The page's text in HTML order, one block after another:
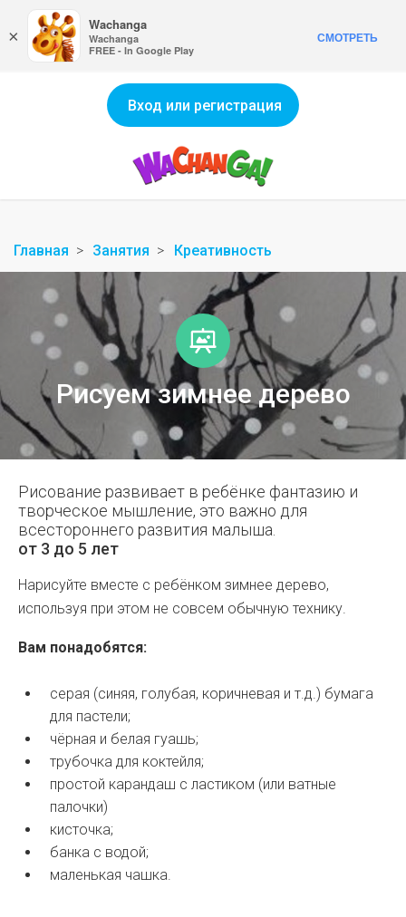
Вход или регистрация
Главная Занятия Креативность
Рисуем зимнее дерево
Рисование развивает в ребёнке фантазию и
творческое мышление, это важно для
всестороннего развития малыша.
от 3 до 5 лет
Нарисуйте вместе с ребёнком зимнее дерево,
используя при этом не совсем обычную технику.
Вам понадобятся:
серая (синяя, голубая, коричневая и т.д.) бумага
для пастели;
чёрная и белая гуашь;
трубочка для коктейля;
простой карандаш с ластиком (или ватные
палочки)
кисточка;
банка с водой;
маленькая чашка.
×
Wachanga
Wachanga
FREE - In Google Play
СМОТРЕТЬ